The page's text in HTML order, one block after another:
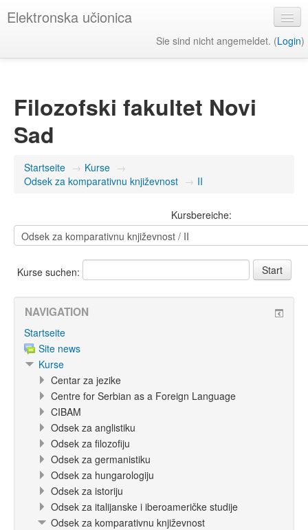
Elektronska učionica
Sie sind nicht angemeldet. (Login)
Filozofski fakultet Novi
Sad
Startseite → Kurse →
Odsek za komparativnu književnost → II
Kursbereiche:
Kurse suchen:
NAVIGATION
Startseite
Site news
Kurse
Centar za jezike
Centre for Serbian as a Foreign Language
CIBAM
Odsek za anglistiku
Odsek za filozofiju
Odsek za germanistiku
Odsek za hungarologiju
Odsek za istoriju
Odsek za italijanske i iberoameričke studije
Odsek za komparativnu književnost